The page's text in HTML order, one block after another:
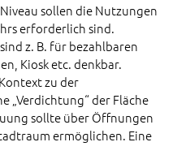
sollen die Nutzungen
erforderlich sind.
z. B. für bezahlbaren
Kiosk etc. denkbar.
zu der
„Verdichtung“ der Fläche
sollte über Öffnungen
ermöglichen. Eine